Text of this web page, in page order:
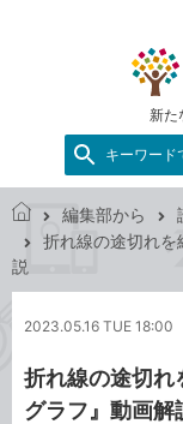
新た
キーワード
で
ッ
編集部から
折れ線の途切れ
説
2023.05.16 TUE 18:00
折れ線の途切
グラフ』動画解